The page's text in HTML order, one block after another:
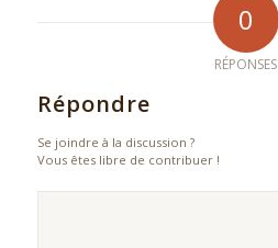
0
RÉPONSES
Répondre
Se joindre à la discussion ?
Vous êtes libre de contribuer !